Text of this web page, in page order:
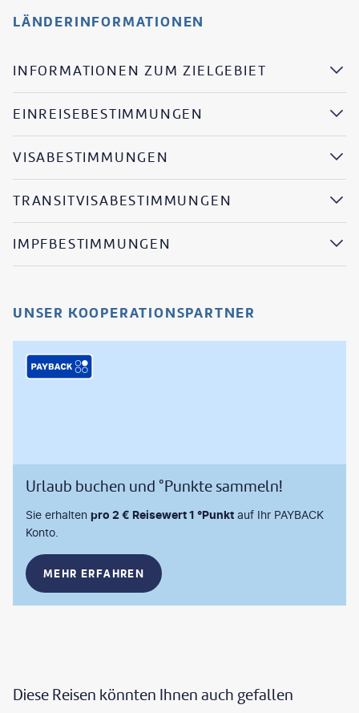
LÄNDERINFORMATIONEN
INFORMATIONEN ZUM ZIELGEBIET
EINREISEBESTIMMUNGEN
VISABESTIMMUNGEN
TRANSITVISABESTIMMUNGEN
IMPFBESTIMMUNGEN
UNSER KOOPERATIONSPARTNER
Urlaub buchen und °Punkte sammeln!
Sie erhalten pro 2 € Reisewert 1 °Punkt auf Ihr PAYBACK
Konto.
MEHR ERFAHREN
Diese Reisen könnten Ihnen auch gefallen